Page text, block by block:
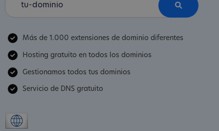
Más de 1.000 extensiones de dominio diferentes
Hosting gratuito en todos los dominios
Gestionamos todos tus dominios
Servicio de DNS gratuito